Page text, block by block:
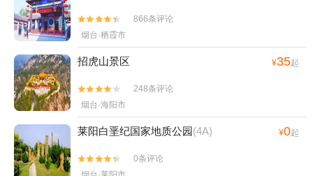


866条评论
烟台·栖霞市
招虎山景区 ¥35起


248条评论
烟台·海阳市
莱阳白垩纪国家地质公园(4A) ¥0起


0条评论